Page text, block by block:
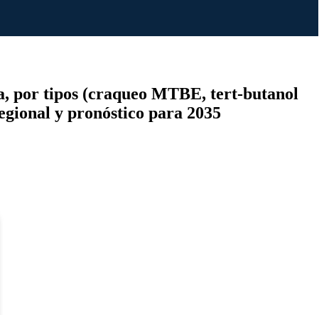
por tipos (craqueo MTBE, tert-butanol
y pronóstico para 2035